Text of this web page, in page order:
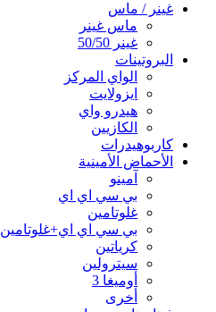
غينر / ماس
ماس غينر
غينر 50/50
البروتينات
الواي المركز
ايزولايت
هيدرو واي
الكازيين
كاربوهيدرات
الأحماض الأمينية
آمينو
بي سي اي اي
غلوتامين
بي سي اي اي+غلوتامين
كرياتين
سيترولين
أوميغا 3
أخرى